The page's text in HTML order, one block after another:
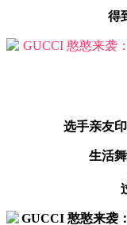
得
选手亲友
生活